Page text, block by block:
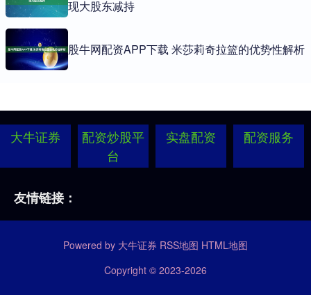
现大股东减持
股牛网配资APP下载 米莎莉奇拉篮的优势性解析
大牛证券
配资炒股平
台
实盘配资 配资服务
友情链接：
Powered by 大牛证券 RSS地图 HTML地图
Copyright © 2023-2026